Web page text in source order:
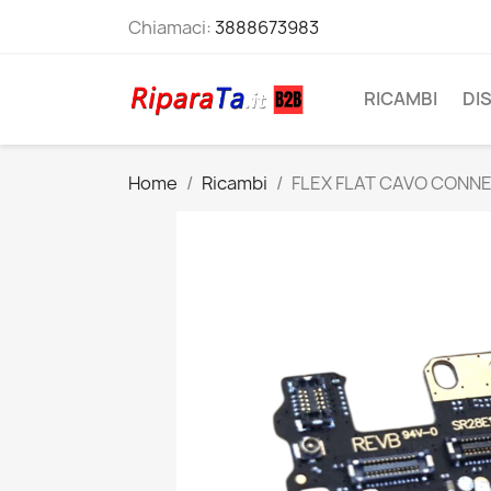
Chiamaci:3888673983
RICAMBI
Home Ricambi FLEX FLAT CAVO